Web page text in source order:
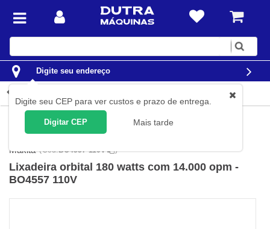
Digite
Digite seu endereço
Digite seu CEP para ver custos e prazo de entrega.
Digitar CEP Mais tarde
Ferramentas Ferramentas Elétricas Lixadeiras
Orbital e Roto Orbital
Makita (Cód.BO4557-110V )
Lixadeira orbital 180 watts com 14.000 opm -
BO4557 110V